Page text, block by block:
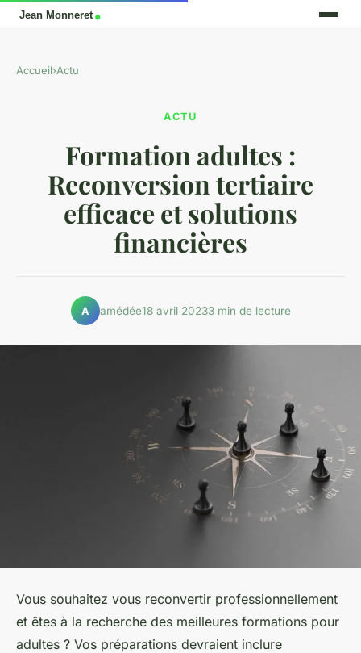
Accueil›Actu
ACTU
Formation adultes :
Reconversion tertiaire
efficace et solutions
financières
A amédée18 avril 20233 min de lecture
Vous souhaitez vous reconvertir professionnellement
et êtes à la recherche des meilleures formations pour
adultes ? Vos préparations devraient inclure